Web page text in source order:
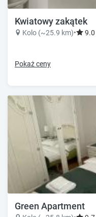
Kwiatowy zakątek
Kolo (~25.9 km)• 9.0
Pokaż ceny
Green Apartment